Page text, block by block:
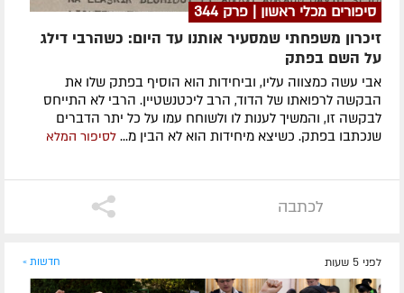
סיפורים מכלי ראשון | פרק 344
זיכרון משפחתי שמסעיר אותנו עד היום: כשהרבי דילג
על השם בפתק
אבי עשה כמצווה עליו, וביחידות הוא הוסיף בפתק שלו את
הבקשה לרפואתו של הדוד, הרב ליכטנשטיין. הרבי לא התייחס
לבקשה זו, והמשיך לענות לו ולשוחח עמו על כל יתר הדברים
שנכתבו בפתק. כשיצא מיחידות הוא לא הבין מ... לסיפור המלא
לכתבה
לפני 5 שעות חדשות »